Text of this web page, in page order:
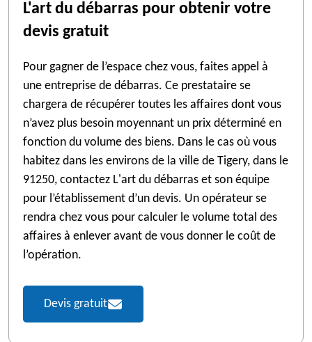
L'art du débarras pour obtenir votre
devis gratuit
Pour gagner de l’espace chez vous, faites appel à
une entreprise de débarras. Ce prestataire se
chargera de récupérer toutes les affaires dont vous
n’avez plus besoin moyennant un prix déterminé en
fonction du volume des biens. Dans le cas où vous
habitez dans les environs de la ville de Tigery, dans le
91250, contactez L'art du débarras et son équipe
pour l’établissement d’un devis. Un opérateur se
rendra chez vous pour calculer le volume total des
affaires à enlever avant de vous donner le coût de
l’opération.
Devis gratuit